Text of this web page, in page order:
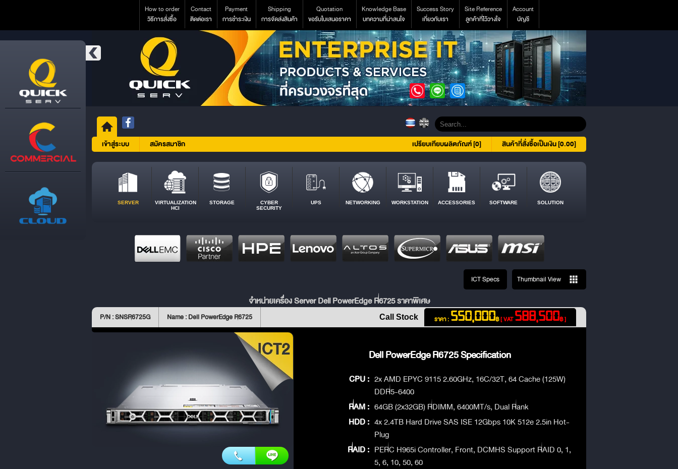
How to order
วิธีการสั่งซื้อ
Contact
ติดต่อเรา
Payment
การชำระเงิน
Shipping
การจัดส่งสินค้า
Quotation
ขอรับใบเสนอราคา
Knowledge Base
บทความที่น่าสนใจ
Success Story
เกี่ยวกับเรา
Site Reference
ลูกค้าที่ไว้วางใจ
Account
บัญชี
เข้าสู่ระบบ สมัครสมาชิก สินค้าที่สั่งซื้อเป็นเงิน [0.00]
เปรียบเทียบผลิตภัณฑ์ [0]
SERVER
VIRTUALIZATION
HCI
STORAGE
CYBER
SECURITY
UPS NETWORKING WORKSTATION ACCESSORIES SOFTWARE SOLUTION
ICT Specs Thumbnail View
จำหน่ายเครื่อง Server Dell PowerEdge R6725 ราคาพิเศษ
P/N : SNSR6725G Name : Dell PowerEdge R6725 ราคา : 550,000฿[ VAT588,500฿ ]
Call Stock
Dell PowerEdge R6725 Specification
CPU : 2x AMD EPYC 9115 2.60GHz, 16C/32T, 64 Cache (125W)
DDR5-6400
RAM : 64GB (2x32GB) RDIMM, 6400MT/s, Dual Rank
HDD : 4x 2.4TB Hard Drive SAS ISE 12Gbps 10K 512e 2.5in Hot-
Plug
RAID : PERC H965i Controller, Front, DCMHS Support RAID 0, 1,
5, 6, 10, 50, 60